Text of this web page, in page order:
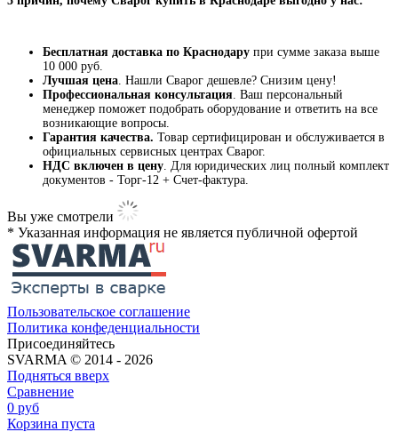
Бесплатная доставка по Краснодару при сумме заказа выше
10 000 руб.
Лучшая цена . Нашли Сварог дешевле? Снизим цену!
Профессиональная консультация . Ваш персональный
менеджер поможет подобрать оборудование и ответить на все
возникающие вопросы.
Гарантия качества. Товар сертифицирован и обслуживается в
официальных сервисных центрах Сварог.
НДС включен в цену . Для юридических лиц полный комплект
документов - Торг-12 + Счет-фактура.
Вы уже смотрели
* Указанная информация не является публичной офертой​
Пользовательское соглашение
Политика конфеденциальности
Присоединяйтесь
SVARMA © 2014 - 2026
Подняться вверх
Сравнение
0 руб
Корзина пуста